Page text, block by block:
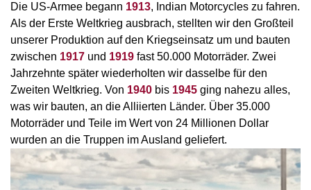
Die US-Armee begann 1913, Indian Motorcycles zu fahren.
Als der Erste Weltkrieg ausbrach, stellten wir den Großteil
unserer Produktion auf den Kriegseinsatz um und bauten
zwischen 1917 und 1919 fast 50.000 Motorräder. Zwei
Jahrzehnte später wiederholten wir dasselbe für den
Zweiten Weltkrieg. Von 1940 bis 1945 ging nahezu alles,
was wir bauten, an die Alliierten Länder. Über 35.000
Motorräder und Teile im Wert von 24 Millionen Dollar
wurden an die Truppen im Ausland geliefert.